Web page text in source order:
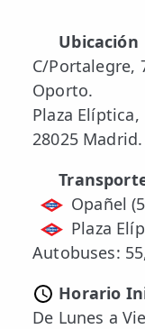
Ubicación
C/Portalegre,
Oporto.
Plaza
28025 Madrid.
Opañel
Plaza
Autobuses:
Horario
De Lunes a